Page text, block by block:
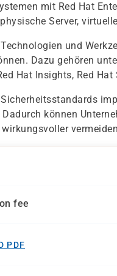
mit Red Hat
Server,
und
Dazu gehören
Hat Insights, Red
können
fee
PDF